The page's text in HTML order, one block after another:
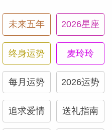
座爱情配对结果
座爱情配对结果
座爱情配对结果
座爱情配对结果
未来五年 2026星座
终身运势 麦玲玲
每月运势 2026运势
追求爱情 送礼指南